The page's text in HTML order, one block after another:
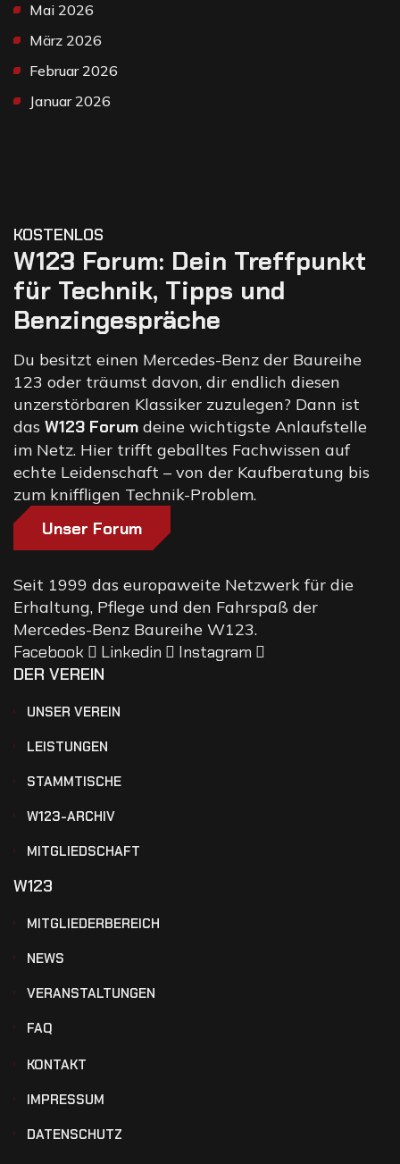
Mai 2026
März 2026
Februar 2026
Januar 2026
KOSTENLOS
W123 Forum: Dein Treffpunkt
für Technik, Tipps und
Benzingespräche
Du besitzt einen Mercedes-Benz der Baureihe
123 oder träumst davon, dir endlich diesen
unzerstörbaren Klassiker zuzulegen? Dann ist
das W123 Forum deine wichtigste Anlaufstelle
im Netz. Hier trifft geballtes Fachwissen auf
echte Leidenschaft – von der Kaufberatung bis
zum kniffligen Technik-Problem.
Unser Forum
Seit 1999 das europaweite Netzwerk für die
Erhaltung, Pflege und den Fahrspaß der
Mercedes-Benz Baureihe W123.
Facebook Linkedin
Instagram
DER VEREIN
UNSER VEREIN
LEISTUNGEN
STAMMTISCHE
W123-ARCHIV
MITGLIEDSCHAFT
W123
MITGLIEDERBEREICH
NEWS
VERANSTALTUNGEN
FAQ
KONTAKT
IMPRESSUM
DATENSCHUTZ